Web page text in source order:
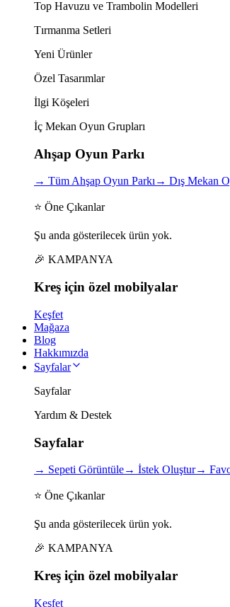
Top Havuzu ve Trambolin Modelleri
Tırmanma Setleri
Yeni Ürünler
Özel Tasarımlar
İlgi Köşeleri
İç Mekan Oyun Grupları
Ahşap Oyun Parkı
→ Tüm Ahşap Oyun Parkı→ Dış Mekan
⭐ Öne Çıkanlar
Şu anda gösterilecek ürün yok.
🎉 KAMPANYA
Kreş için özel mobilyalar
Keşfet
Mağaza
Blog
Hakkımızda
Sayfalar
Sayfalar
Yardım & Destek
Sayfalar
→ Sepeti Görüntüle→ İstek Oluştur→
⭐ Öne Çıkanlar
Şu anda gösterilecek ürün yok.
🎉 KAMPANYA
Kreş için özel mobilyalar
Keşfet